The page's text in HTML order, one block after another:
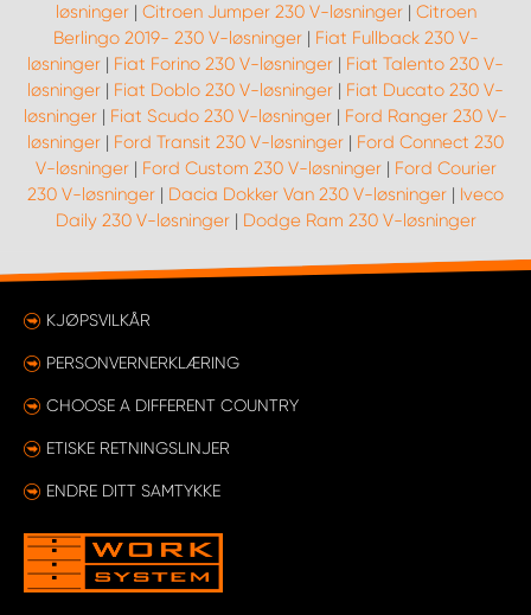
løsninger| Citroen Jumper 230 V-løsninger| Citroen
Berlingo 2019- 230 V-løsninger| Fiat Fullback 230 V-
løsninger | Fiat Forino 230 V-løsninger | Fiat Talento 230 V-
løsninger | Fiat Doblo 230 V-løsninger | Fiat Ducato 230 V-
løsninger | Fiat Scudo 230 V-løsninger | Ford Ranger 230 V-
løsninger | Ford Transit 230 V-løsninger | Ford Connect 230
V-løsninger| Ford Custom 230 V-løsninger| Ford Courier
230 V-løsninger | Dacia Dokker Van 230 V-løsninger | Iveco
Daily 230 V-løsninger| Dodge Ram 230 V-løsninger
KJØPSVILKÅR
PERSONVERNERKLÆRING
CHOOSE A DIFFERENT COUNTRY
ETISKE RETNINGSLINJER
ENDRE DITT SAMTYKKE